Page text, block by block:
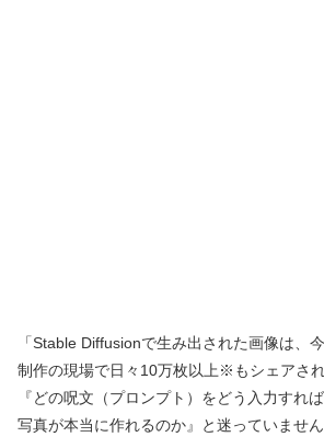
「Stable Diffusionで生み出された画像は、
制作の現場で日々10万枚以上※もシェアされ
『どの呪文（プロンプト）をどう入力すれ
写真が本当に作れるのか』と迷っていませ